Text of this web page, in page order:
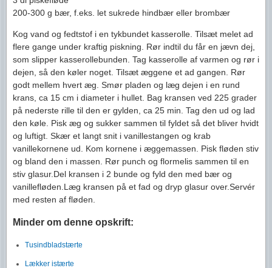
200-300 g bær, f.eks. let sukrede hindbær eller brombær
Kog vand og fedtstof i en tykbundet kasserolle. Tilsæt melet ad
flere gange under kraftig piskning. Rør indtil du får en jævn dej,
som slipper kasserollebunden. Tag kasserolle af varmen og rør i
dejen, så den køler noget. Tilsæt æggene et ad gangen. Rør
godt mellem hvert æg. Smør pladen og læg dejen i en rund
krans, ca 15 cm i diameter i hullet. Bag kransen ved 225 grader
på nederste rille til den er gylden, ca 25 min. Tag den ud og lad
den køle. Pisk æg og sukker sammen til fyldet så det bliver hvidt
og luftigt. Skær et langt snit i vanillestangen og krab
vanillekornene ud. Kom kornene i æggemassen. Pisk fløden stiv
og bland den i massen. Rør punch og flormelis sammen til en
stiv glasur.Del kransen i 2 bunde og fyld den med bær og
vanillefløden.Læg kransen på et fad og dryp glasur over.Servér
med resten af fløden.
Minder om denne opskrift:
Tusindbladstærte
Lækker istærte